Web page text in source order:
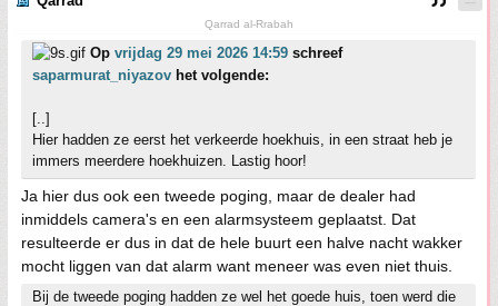
Qarrad al-Rrabah
Op vrijdag 29 mei 2026 14:59 schreef
saparmurat_niyazov het volgende:
[..]
Hier hadden ze eerst het verkeerde hoekhuis, in een straat heb je
immers meerdere hoekhuizen. Lastig hoor!
Ja hier dus ook een tweede poging, maar de dealer had
inmiddels camera's en een alarmsysteem geplaatst. Dat
resulteerde er dus in dat de hele buurt een halve nacht wakker
mocht liggen van dat alarm want meneer was even niet thuis.
Bij de tweede poging hadden ze wel het goede huis, toen werd die